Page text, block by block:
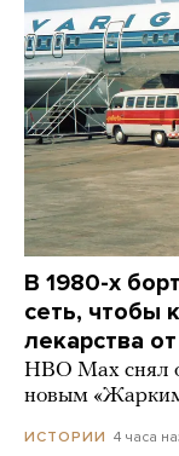
В 1980-х
сеть, чтобы
лекарства
HBO Max снял
новым
ИСТОРИИ 4 часа